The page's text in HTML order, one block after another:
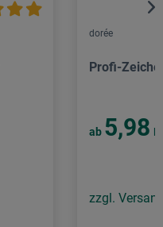
dorée
Profi-
ab 5,98
zzgl.